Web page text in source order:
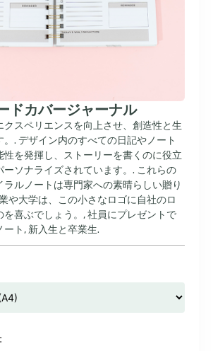
ドカバージャーナル
クスペリエンスを向上させ、創造性と生
。. デザイン内のすべての日記やノート
性を発揮し、ストーリーを書くのに役立
ーソナライズされています。. これらの
ラルノートは専門家への素晴らしい贈り
や大学は、この小さなロゴに自社のロ
を喜ぶでしょう。, 社員にプレゼントで
ート, 新入生と卒業生.